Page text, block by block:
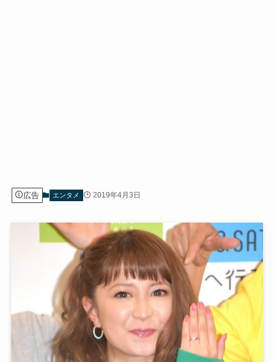
広告 エンタメ 2019年4月3日